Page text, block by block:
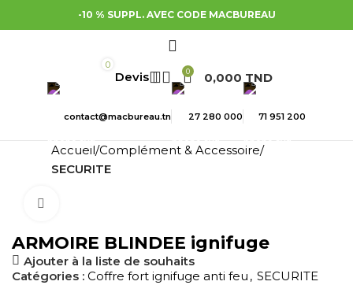
-10 % SUPPL. AVEC CODE MACBUREAU
0
0 0,000 TND
contact@macbureau.tn 27 280 000 71 951 200
Accueil Complément & Accessoire
SECURITE
ARMOIRE BLINDEE ignifuge
Ajouter à la liste de souhaits
Catégories : Coffre fort ignifuge anti feu , SECURITE